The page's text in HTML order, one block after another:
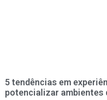
5 tendências em
potencializar ambientes